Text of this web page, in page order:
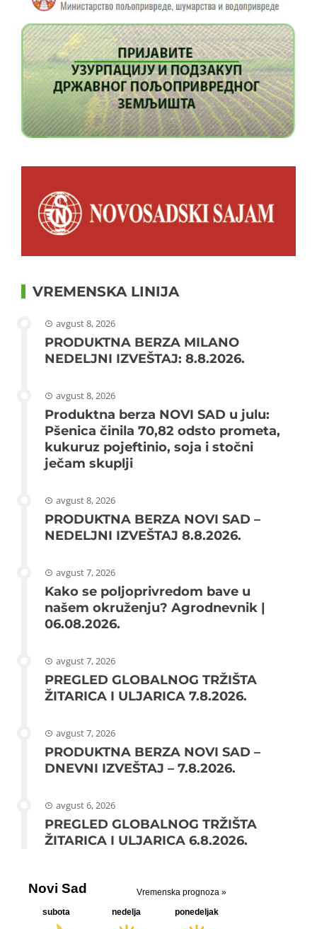
VREMENSKA LINIJA
avgust 8, 2026
PRODUKTNA BERZA MILANO
NEDELJNI IZVEŠTAJ: 8.8.2026.
avgust 8, 2026
Produktna berza NOVI SAD u julu:
Pšenica činila 70,82 odsto prometa,
kukuruz pojeftinio, soja i stočni
ječam skuplji
avgust 8, 2026
PRODUKTNA BERZA NOVI SAD –
NEDELJNI IZVEŠTAJ 8.8.2026.
avgust 7, 2026
Kako se poljoprivredom bave u
našem okruženju? Agrodnevnik |
06.08.2026.
avgust 7, 2026
PREGLED GLOBALNOG TRŽIŠTA
ŽITARICA I ULJARICA 7.8.2026.
avgust 7, 2026
PRODUKTNA BERZA NOVI SAD –
DNEVNI IZVEŠTAJ – 7.8.2026.
avgust 6, 2026
PREGLED GLOBALNOG TRŽIŠTA
ŽITARICA I ULJARICA 6.8.2026.